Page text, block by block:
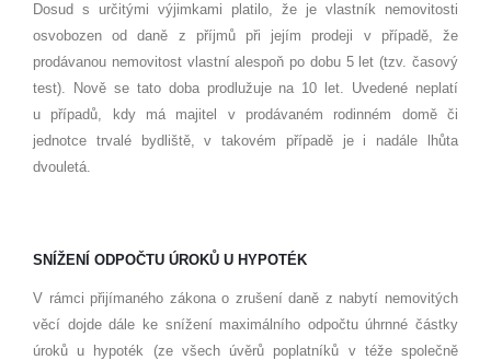
Dosud s určitými výjimkami platilo, že je vlastník nemovitosti
osvobozen od daně z příjmů při jejím prodeji v případě, že
prodávanou nemovitost vlastní alespoň po dobu 5 let (tzv. časový
test). Nově se tato doba prodlužuje na 10 let. Uvedené neplatí
u případů, kdy má majitel v prodávaném rodinném domě či
jednotce trvalé bydliště, v takovém případě je i nadále lhůta
dvouletá.
SNÍŽENÍ ODPOČTU ÚROKŮ U HYPOTÉK
V rámci přijímaného zákona o zrušení daně z nabytí nemovitých
věcí dojde dále ke snížení maximálního odpočtu úhrnné částky
úroků u hypoték (ze všech úvěrů poplatníků v téže společně